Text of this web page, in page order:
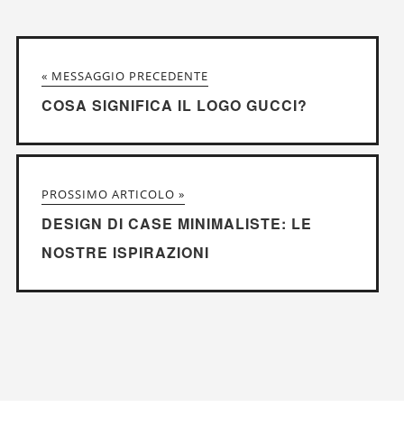
« MESSAGGIO PRECEDENTE
COSA SIGNIFICA IL LOGO GUCCI?
PROSSIMO ARTICOLO »
DESIGN DI CASE MINIMALISTE: LE
NOSTRE ISPIRAZIONI